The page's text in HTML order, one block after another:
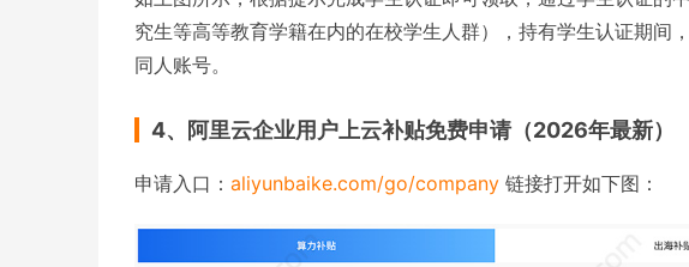
究生等高等教育学籍在内的在校学生人群），持有学生认证期间
同人账号。
4、阿里云企业用户上云补贴免费申请（2026年最新）
申请入口： aliyunbaike.com/go/company 链接打开如下图：